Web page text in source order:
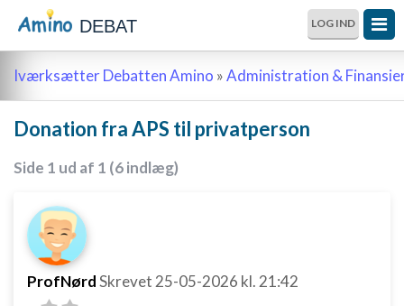
DEBAT LOG IND
Iværksætter Debatten Amino »Administration &
Donation fra APS til privatperson
Side 1 ud af 1 (6 indlæg)
ProfNørdSkrevet 25-05-2026 kl. 21:42